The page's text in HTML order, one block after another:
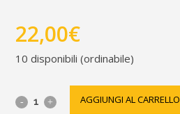
22,00€
10 disponibili (ordinabile)
Quadro
AGGIUNGI AL CARRELLO